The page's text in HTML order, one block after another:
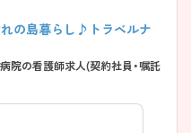
れの島暮らし♪トラベルナ
の看護師求人(契約社員・嘱託